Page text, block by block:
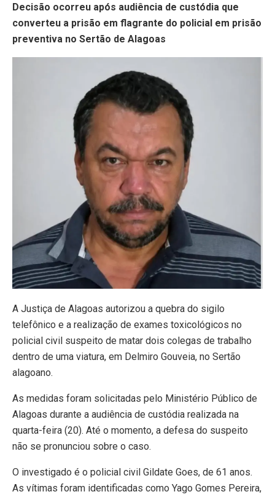
Decisão ocorreu após audiência de custódia que
converteu a prisão em flagrante do policial em prisão
preventiva no Sertão de Alagoas
A Justiça de Alagoas autorizou a quebra do sigilo
telefônico e a realização de exames toxicológicos no
policial civil suspeito de matar dois colegas de trabalho
dentro de uma viatura, em Delmiro Gouveia, no Sertão
alagoano.
As medidas foram solicitadas pelo Ministério Público de
Alagoas durante a audiência de custódia realizada na
quarta-feira (20). Até o momento, a defesa do suspeito
não se pronunciou sobre o caso.
O investigado é o policial civil Gildate Goes, de 61 anos.
As vítimas foram identificadas como Yago Gomes Pereira,